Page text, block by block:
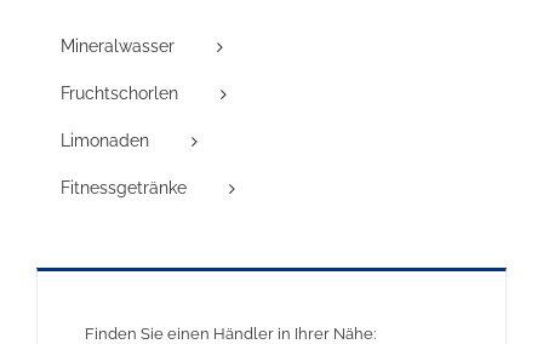
Mineralwasser
Fruchtschorlen
Limonaden
Fitnessgetränke
Finden Sie einen Händler in Ihrer Nähe: